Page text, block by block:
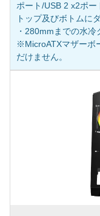
ポート/USB 2 x2ポー
トップ及びボトムに
・280mmまでの水冷
※MicroATXマザーボ
だけません。